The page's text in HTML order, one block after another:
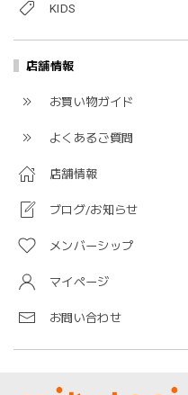
KIDS
店舗情報
お買い物ガイド
よくあるご質問
店舗情報
ブログ/お知らせ
メンバーシップ
マイページ
お問い合わせ